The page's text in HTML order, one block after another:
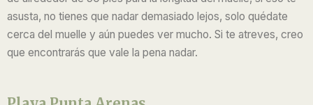
asusta, no tienes que nadar demasiado lejos, solo quédate
cerca del muelle y aún puedes ver mucho. Si te atreves, creo
que encontrarás que vale la pena nadar.